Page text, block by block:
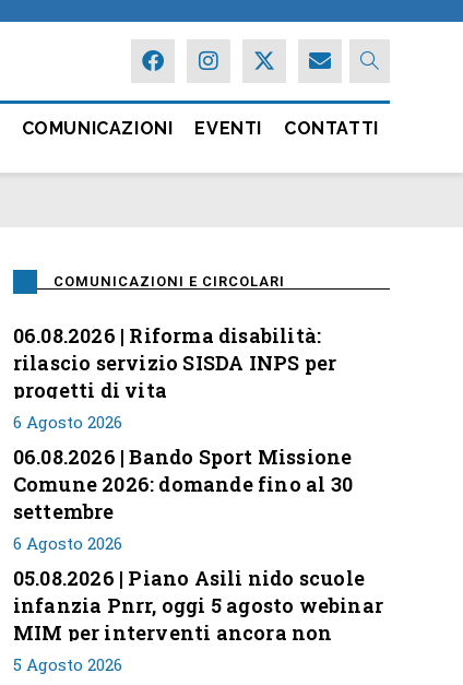
COMUNICAZIONI EVENTI CONTATTI
COMUNICAZIONI E CIRCOLARI
06.08.2026 | Riforma disabilità:
rilascio servizio SISDA INPS per
progetti di vita
6 Agosto 2026
06.08.2026 | Bando Sport Missione
Comune 2026: domande fino al 30
settembre
6 Agosto 2026
05.08.2026 | Piano Asili nido scuole
infanzia Pnrr, oggi 5 agosto webinar
MIM per interventi ancora non
conclusi
5 Agosto 2026